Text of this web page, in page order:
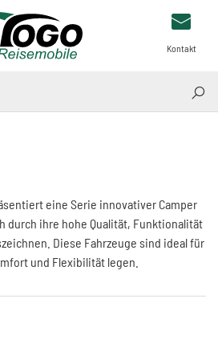
Kontakt
eine Serie innovativer Camper
durch ihre hohe Qualität, Funktionalität
Diese Fahrzeuge sind ideal für
und Flexibilität legen.